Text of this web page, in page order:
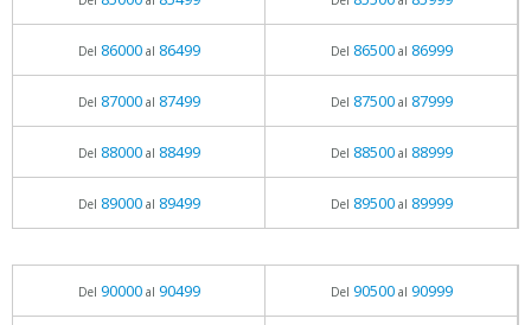
Del 86000al 86499 Del 86500al 86999
Del 87000al 87499 Del 87500al 87999
Del 88000al 88499 Del 88500al 88999
Del 89000al 89499 Del 89500al 89999
Del 90000al 90499 Del 90500al 90999